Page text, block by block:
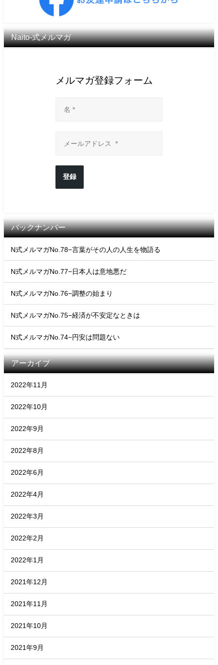
Naito-式メルマガ
メルマガ登録フォーム
登録
バックナンバー
N式メルマガNo.78−言葉がその人の人生を物語る
N式メルマガNo.77−日本人は意地悪だ
N式メルマガNo.76−調整の始まり
N式メルマガNo.75−経済が不安定なときは
N式メルマガNo.74−円安は問題ない
アーカイブ
2022年11月
2022年10月
2022年9月
2022年8月
2022年6月
2022年4月
2022年3月
2022年2月
2022年1月
2021年12月
2021年11月
2021年10月
2021年9月